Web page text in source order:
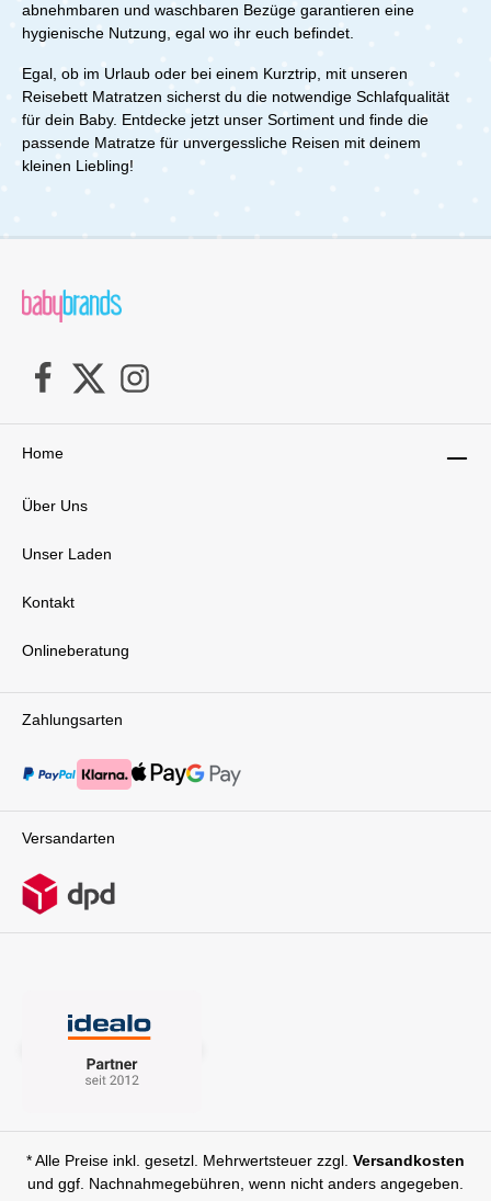
abnehmbaren und waschbaren Bezüge garantieren eine
hygienische Nutzung, egal wo ihr euch befindet.
Egal, ob im Urlaub oder bei einem Kurztrip, mit unseren
Reisebett Matratzen sicherst du die notwendige Schlafqualität
für dein Baby. Entdecke jetzt unser Sortiment und finde die
passende Matratze für unvergessliche Reisen mit deinem
kleinen Liebling!
Zahlungsarten
Versandarten
Home
Über Uns
Unser Laden
Kontakt
Onlineberatung
* Alle Preise inkl. gesetzl. Mehrwertsteuer zzgl. Versandkosten
und ggf. Nachnahmegebühren, wenn nicht anders angegeben.